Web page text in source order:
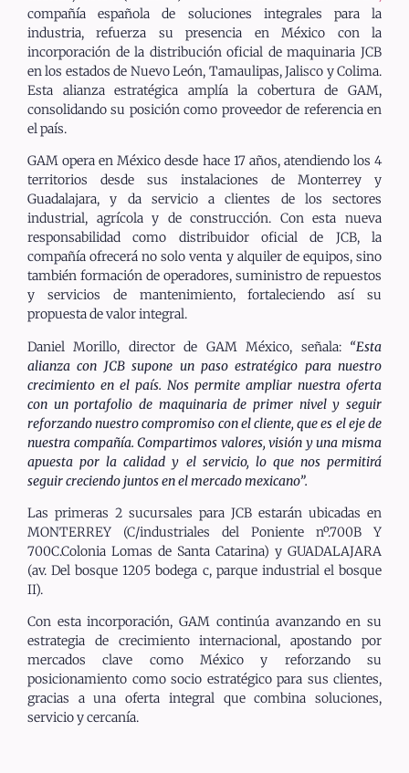
compañía española de soluciones integrales para la
industria, refuerza su presencia en México con la
incorporación de la distribución oficial de maquinaria JCB
en los estados de Nuevo León, Tamaulipas, Jalisco y Colima.
Esta alianza estratégica amplía la cobertura de GAM,
consolidando su posición como proveedor de referencia en
el país.
GAM opera en México desde hace 17 años, atendiendo los 4
territorios desde sus instalaciones de Monterrey y
Guadalajara, y da servicio a clientes de los sectores
industrial, agrícola y de construcción. Con esta nueva
responsabilidad como distribuidor oficial de JCB, la
compañía ofrecerá no solo venta y alquiler de equipos, sino
también formación de operadores, suministro de repuestos
y servicios de mantenimiento, fortaleciendo así su
propuesta de valor integral.
Daniel Morillo, director de GAM México, señala: “Esta
alianza con JCB supone un paso estratégico para nuestro
crecimiento en el país. Nos permite ampliar nuestra oferta
con un portafolio de maquinaria de primer nivel y seguir
reforzando nuestro compromiso con el cliente, que es el eje de
nuestra compañía. Compartimos valores, visión y una misma
apuesta por la calidad y el servicio, lo que nos permitirá
seguir creciendo juntos en el mercado mexicano”.
Las primeras 2 sucursales para JCB estarán ubicadas en
MONTERREY (C/industriales del Poniente nº.700B Y
700C.Colonia Lomas de Santa Catarina) y GUADALAJARA
(av. Del bosque 1205 bodega c, parque industrial el bosque
II).
Con esta incorporación, GAM continúa avanzando en su
estrategia de crecimiento internacional, apostando por
mercados clave como México y reforzando su
posicionamiento como socio estratégico para sus clientes,
gracias a una oferta integral que combina soluciones,
servicio y cercanía.